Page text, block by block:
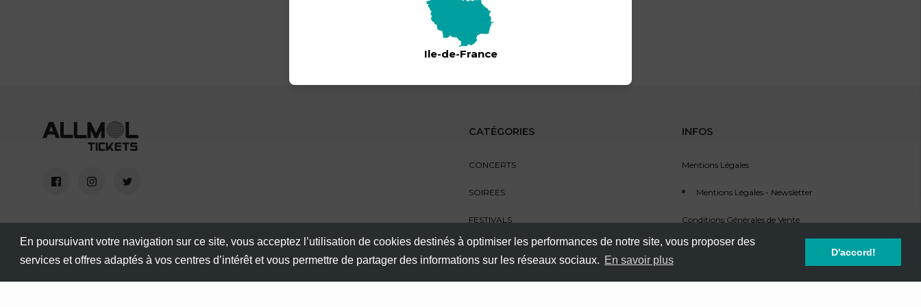
En poursuivant votre navigation sur ce site, vous acceptez l’utilisation de cookies destinés à optimiser les performances de notre site, vous proposer des
services et offres adaptés à vos centres d’intérêt et vous permettre de partager des informations sur les réseaux sociaux. En savoir plus
D'accord!
célèbrent toute la richesse de la Caraïbe.
WESTINDIES COVER
Caribbean Vybz and Mizik
CATÉGORIES
CONCERTS
SOIREES
FESTIVALS
SPECTACLES
INFOS
Mentions Légales
Mentions Légales - Newsletter
Conditions Générales de Vente
Service Clients - SAV
Ile-de-France